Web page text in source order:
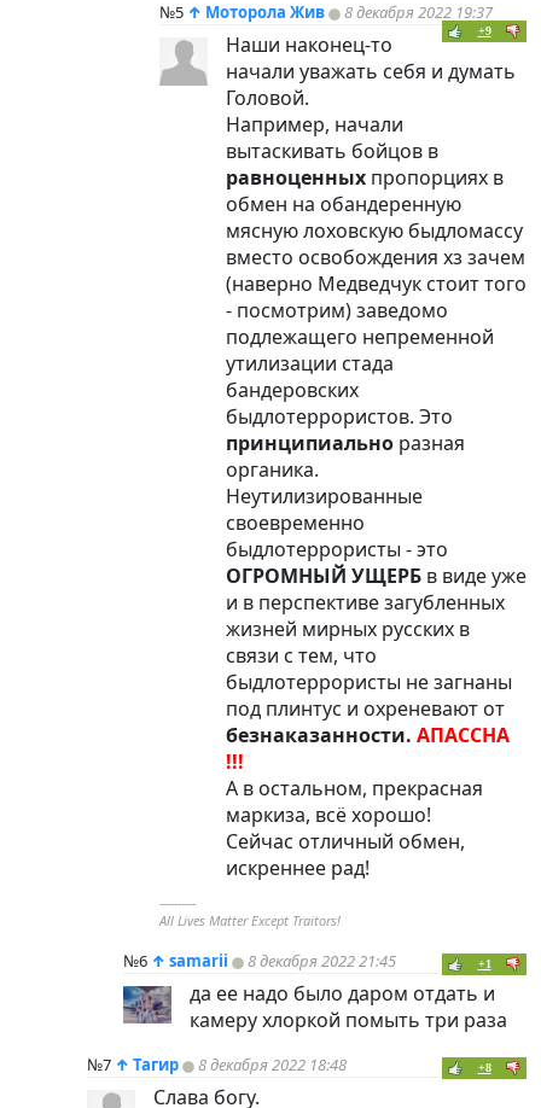
№5 ↑ Моторола Жив 8 декабря 2022 19:37
+9
Наши наконец-то
начали уважать себя и думать
Головой.
Например, начали
вытаскивать бойцов в
равноценных пропорциях в
обмен на обандеренную
мясную лоховскую быдломассу
вместо освобождения хз зачем
(наверно Медведчук стоит того
- посмотрим) заведомо
подлежащего непременной
утилизации стада
бандеровских
быдлотеррористов. Это
принципиально разная
органика.
Неутилизированные
своевременно
быдлотеррористы - это
ОГРОМНЫЙ УЩЕРБ в виде уже
и в перспективе загубленных
жизней мирных русских в
связи с тем, что
быдлотеррористы не загнаны
под плинтус и охреневают от
безнаказанности. АПАССНА
!!!
А в остальном, прекрасная
маркиза, всё хорошо!
Сейчас отличный обмен,
искреннее рад!
----------
All Lives Matter Except Traitors!
№6 ↑ samarii 8 декабря 2022 21:45 +1
да ее надо было даром отдать и
камеру хлоркой помыть три раза
№7 ↑ Тагир 8 декабря 2022 18:48 +8
Слава богу.